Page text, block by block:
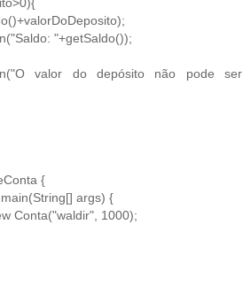
"+getSaldo());
valor do depósito não pode ser
{
args) {
Conta("waldir", 1000);